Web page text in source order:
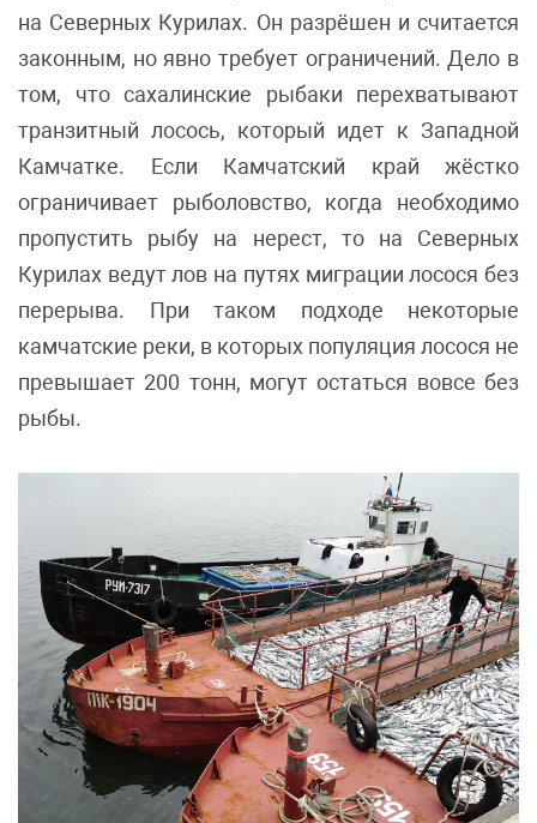
на Северных Курилах. Он разрёшен и считается
законным, но явно требует ограничений. Дело в
том, что сахалинские рыбаки перехватывают
транзитный лосось, который идет к Западной
Камчатке. Если Камчатский край жёстко
ограничивает рыболовство, когда необходимо
пропустить рыбу на нерест, то на Северных
Курилах ведут лов на путях миграции лосося без
перерыва. При таком подходе некоторые
камчатские реки, в которых популяция лосося не
превышает 200 тонн, могут остаться вовсе без
рыбы.